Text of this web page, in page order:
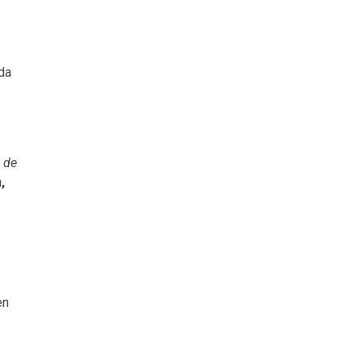
de